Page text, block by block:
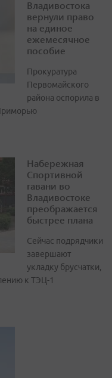
Владивостока
вернули право
на единое
ежемесячное
пособие
Прокуратура
Первомайского
района оспорила в
Набережная
Спортивной
гавани во
Владивостоке
преображается
быстрее плана
Сейчас подрядчики
завершают
укладку брусчатки,
к ТЭЦ-1